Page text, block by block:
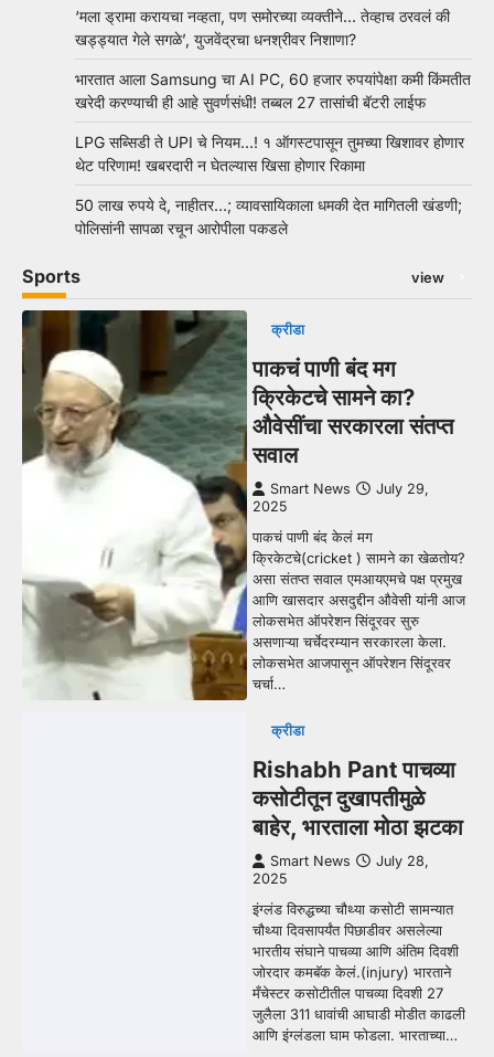
‘मला ड्रामा करायचा नव्हता, पण समोरच्या व्यक्तीने… तेव्हाच ठरवलं की
खड्ड्यात गेले सगळे’, युजवेंद्रचा धनश्रीवर निशाणा?
भारतात आला Samsung चा AI PC, 60 हजार रुपयांपेक्षा कमी किंमतीत
खरेदी करण्याची ही आहे सुवर्णसंधी! तब्बल 27 तासांची बॅटरी लाईफ
LPG सब्सिडी ते UPI चे नियम…! १ ऑगस्टपासून तुमच्या खिशावर होणार
थेट परिणाम! खबरदारी न घेतल्यास खिसा होणार रिकामा
50 लाख रुपये दे, नाहीतर…; व्यावसायिकाला धमकी देत मागितली खंडणी;
पोलिसांनी सापळा रचून आरोपीला पकडले
Sports view
क्रीडा
पाकचं पाणी बंद मग
क्रिकेटचे सामने का?
औवेसींचा सरकारला संतप्त
सवाल
Smart News
July 29,
2025
पाकचं पाणी बंद केलं मग
क्रिकेटचे(cricket ) सामने का खेळतोय?
असा संतप्त सवाल एमआयएमचे पक्ष प्रमुख
आणि खासदार असदुद्दीन औवेसी यांनी आज
लोकसभेत ऑपरेशन सिंदूरवर सुरु
असणाऱ्या चर्चेदरम्यान सरकारला केला.
लोकसभेत आजपासून ऑपरेशन सिंदूरवर
चर्चा…
क्रीडा
Rishabh Pant पाचव्या
कसोटीतून दुखापतीमुळे
बाहेर, भारताला मोठा झटका
Smart News
July 28,
2025
इंग्लंड विरुद्धच्या चौथ्या कसोटी सामन्यात
चौथ्या दिवसापर्यंत पिछाडीवर असलेल्या
भारतीय संघाने पाचव्या आणि अंतिम दिवशी
जोरदार कमबॅक केलं.(injury) भारताने
मँचेस्टर कसोटीतील पाचव्या दिवशी 27
जुलैला 311 धावांची आघाडी मोडीत काढली
आणि इंग्लंडला घाम फोडला. भारताच्या…